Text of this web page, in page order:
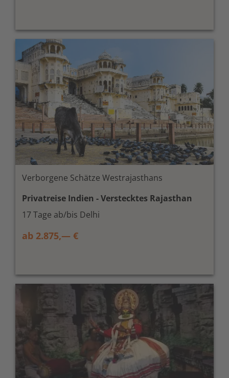
Verborgene Schätze Westrajasthans
Privatreise Indien - Verstecktes Rajasthan
17 Tage ab/bis Delhi
ab 2.875,— €